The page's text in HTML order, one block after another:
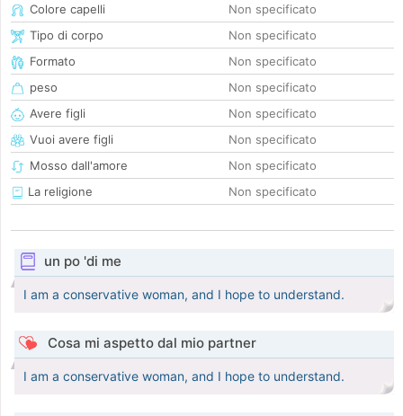
Colore capelli
Non specificato
Tipo di corpo
Non specificato
Formato
Non specificato
peso
Non specificato
Avere figli
Non specificato
Vuoi avere figli
Non specificato
Mosso dall'amore
Non specificato
La religione
Non specificato
un po 'di me
I am a conservative woman, and I hope to understand.
Cosa mi aspetto dal mio partner
I am a conservative woman, and I hope to understand.